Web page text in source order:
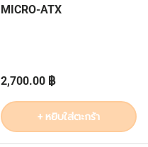
MICRO-ATX
ราคาปกติ
2,700.00 ฿
+ หยิบใส่ตะกร้า